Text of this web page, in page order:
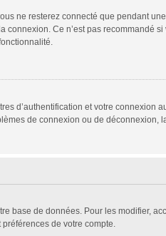
ne resterez connecté que pendant
connexion. Ce n’est pas recommandé
d’authentification et votre
de connexion ou de déconnexion,
base de données. Pour les modifier,
de votre compte.